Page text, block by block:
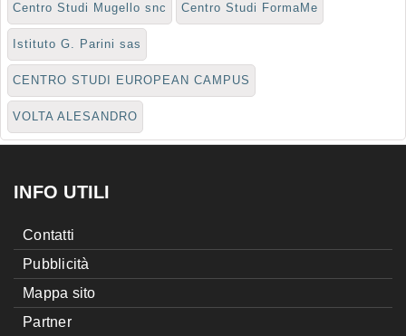
Centro Studi Mugello snc Centro Studi FormaMe
Istituto G. Parini sas
CENTRO STUDI EUROPEAN CAMPUS
VOLTA ALESANDRO
INFO UTILI
Contatti
Pubblicità
Mappa sito
Partner